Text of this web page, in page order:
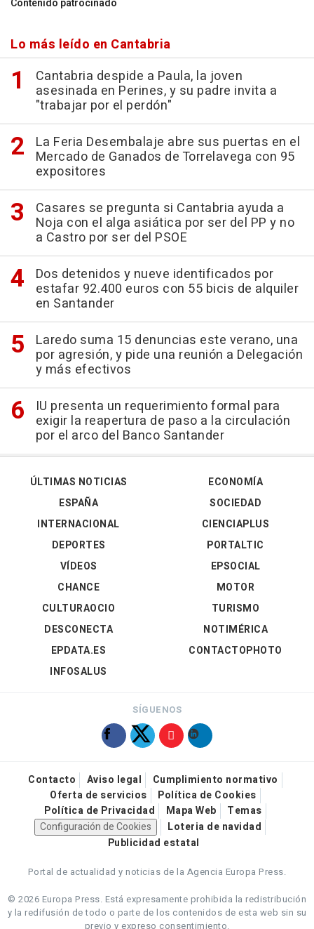
Contenido patrocinado
Lo más leído en Cantabria
Cantabria despide a Paula, la joven
asesinada en Perines, y su padre invita a
"trabajar por el perdón"
La Feria Desembalaje abre sus puertas en el
Mercado de Ganados de Torrelavega con 95
expositores
Casares se pregunta si Cantabria ayuda a
Noja con el alga asiática por ser del PP y no
a Castro por ser del PSOE
Dos detenidos y nueve identificados por
estafar 92.400 euros con 55 bicis de alquiler
en Santander
Laredo suma 15 denuncias este verano, una
por agresión, y pide una reunión a Delegación
y más efectivos
IU presenta un requerimiento formal para
exigir la reapertura de paso a la circulación
por el arco del Banco Santander
ÚLTIMAS NOTICIAS
ESPAÑA
INTERNACIONAL
DEPORTES
VÍDEOS
ECONOMÍA
SOCIEDAD
CIENCIAPLUS
PORTALTIC
EPSOCIAL
CHANCE
CULTURAOCIO
DESCONECTA
EPDATA.ES
INFOSALUS
MOTOR
TURISMO
NOTIMÉRICA
CONTACTOPHOTO
SÍGUENOS
Contacto Aviso legal
Cumplimiento normativo
Oferta de servicios
Política de Cookies
Política de Privacidad
Mapa Web
Temas
Configuración de Cookies
Loteria de navidad
Publicidad estatal
Portal de actualidad y noticias de la Agencia Europa Press.
© 2026 Europa Press. Está expresamente prohibida la redistribución
y la redifusión de todo o parte de los contenidos de esta web sin su
previo y expreso consentimiento.